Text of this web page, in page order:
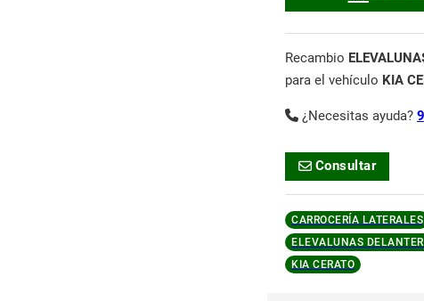
Recambio
para el vehículo KIA
¿Necesitas ayuda?
Consultar
CARROCERÍA LATERALES
ELEVALUNAS
KIA CERATO